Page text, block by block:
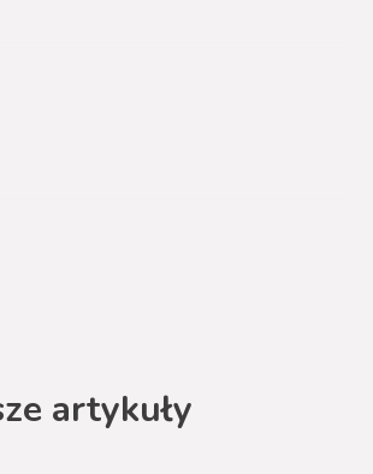
artykuły